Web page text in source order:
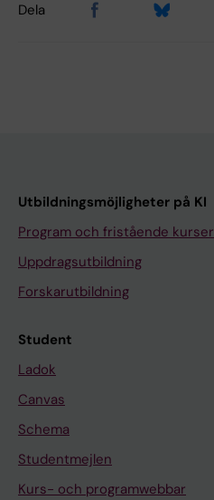
Dela
Utbildningsmöjligheter på KI
Program och fristående kurser
Uppdragsutbildning
Forskarutbildning
Student
Ladok
Canvas
Schema
Studentmejlen
Kurs- och programwebbar